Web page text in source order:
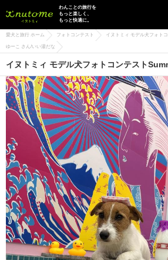
イヌトミィ
わんことの旅行を
もっと楽しく、
もっと快適に。
愛犬と旅行 ホーム フォトコンテスト イヌトミィ モデル犬フォト
ゆーこ さん/いい湯だな
イヌトミィ モデル犬フォトコンテスト